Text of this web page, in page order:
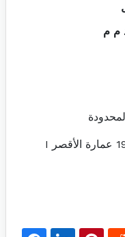
م م
نهج أبو بكر البكري عدد19 عمارة الأقصر I